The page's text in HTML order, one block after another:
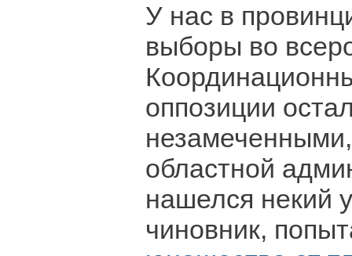
У нас в
выборы во
оппозиции
областной
нашелся некий
чиновник,